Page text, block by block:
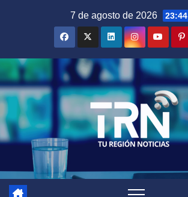
7 de agosto de 2026 23:44